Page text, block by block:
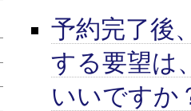
予約完了後
する要望は
いいですか